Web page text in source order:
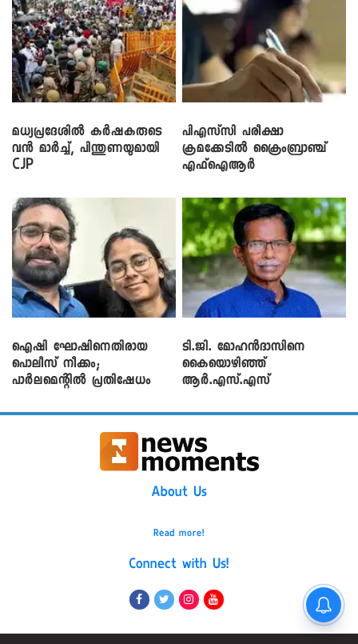
മധ്യപ്രദേശിൽ കർഷകരുടെ
വൻ മാർച്ച്, പിന്തുണയുമായി
CJP
പിഎസ്‌സി പരീക്ഷാ
ക്രമക്കേ‌ടിൽ ക്രൈംബ്രാഞ്ച്
എഫ്ഐആർ
ഐഷി ഘോഷിനെതിരായ
പൊലീസ് നീക്കം;
പാര്‍ലമെന്റിൽ പ്രതിഷേധം
ടി.ജി. മോഹൻദാസിനെ
കൈയൊഴിഞ്ഞ്
ആർ.എസ്.എസ്
About Us
Read more!
Connect with Us!